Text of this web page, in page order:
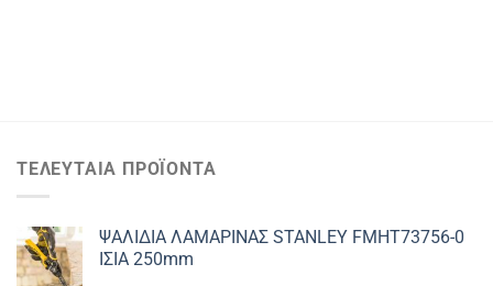
ΤΕΛΕΥΤΑΊΑ ΠΡΟΪΌΝΤΑ
ΨΑΛΙΔΙΑ ΛΑΜΑΡΙΝΑΣ STANLEY FMHT73756-0
ΙΣΙΑ 250mm